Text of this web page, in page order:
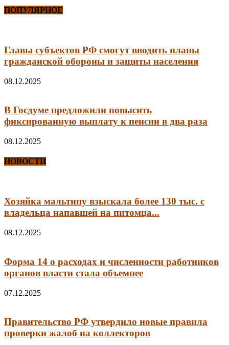
ПОПУЛЯРНОЕ
Главы субъектов РФ смогут вводить планы
гражданской обороны и защиты населения
08.12.2025
В Госдуме предложили повысить
фиксированную выплату к пенсии в два раза
08.12.2025
НОВОСТИ
Хозяйка мальтипу взыскала более 130 тыс. с
владельца напавшей на питомца...
08.12.2025
Форма 14 о расходах и численности работников
органов власти стала объемнее
07.12.2025
Правительство РФ утвердило новые правила
проверки жалоб на коллекторов